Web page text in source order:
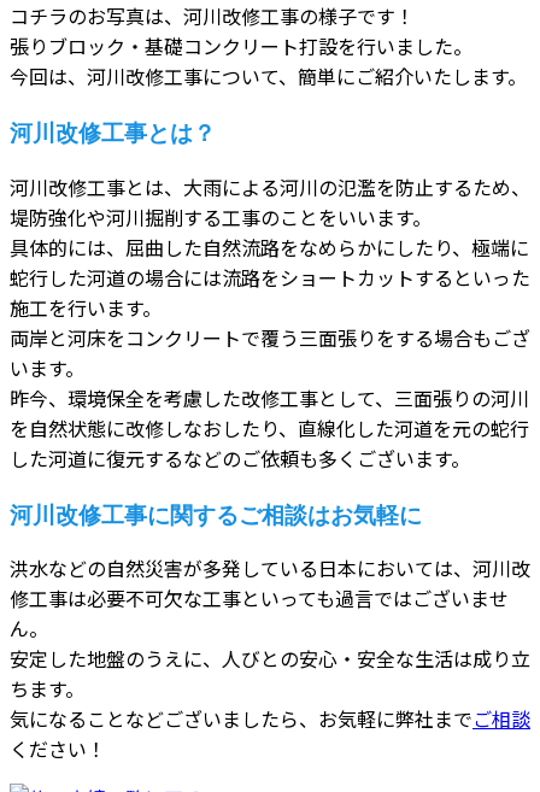
コチラのお写真は、河川改修工事の様子です！
張りブロック・基礎コンクリート打設を行いました。
今回は、河川改修工事について、簡単にご紹介いたします。
河川改修工事とは？
河川改修工事とは、大雨による河川の氾濫を防止するため、
堤防強化や河川掘削する工事のことをいいます。
具体的には、屈曲した自然流路をなめらかにしたり、極端に
蛇行した河道の場合には流路をショートカットするといった
施工を行います。
両岸と河床をコンクリートで覆う三面張りをする場合もござ
います。
昨今、環境保全を考慮した改修工事として、三面張りの河川
を自然状態に改修しなおしたり、直線化した河道を元の蛇行
した河道に復元するなどのご依頼も多くございます。
河川改修工事に関するご相談はお気軽に
洪水などの自然災害が多発している日本においては、河川改
修工事は必要不可欠な工事といっても過言ではございませ
ん。
安定した地盤のうえに、人びとの安心・安全な生活は成り立
ちます。
気になることなどございましたら、お気軽に弊社までご相談
ください！